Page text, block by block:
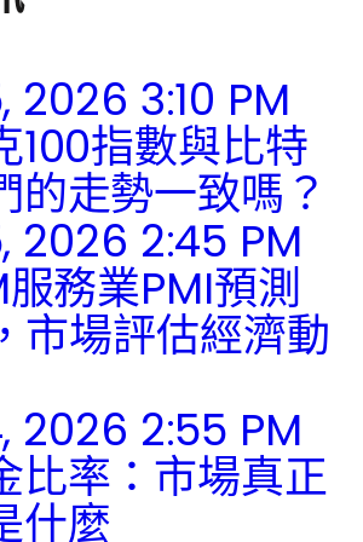
3:10 PM
100指數與比特
的走勢一致嗎？
2026 2:45 PM
務業PMI預測
市場評估經濟動
2026 2:55 PM
比率：市場真正
什麼